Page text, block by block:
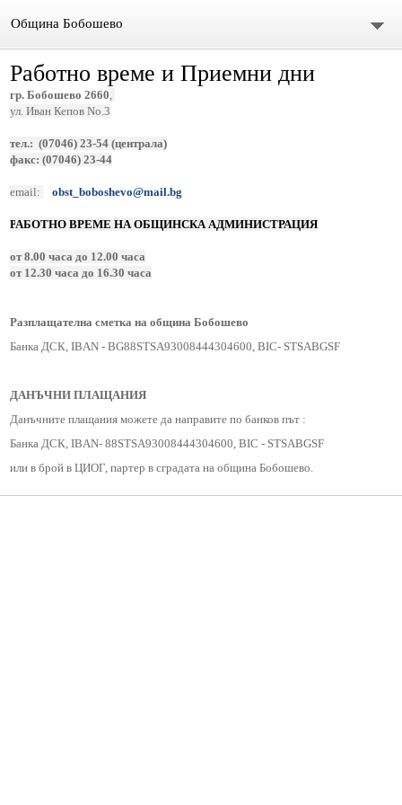
Община Бобошево
Начало
Градът
Общински съвет
Председател
СЪСТАВ ОбС 2011-2015.
архив ОБС СЪВЕТНИЦИ МАНДАТ 2019-2023
Видео /на живо/ Общински сесии и комисии
Протоколи
Работно време и Приемни дни
гр. Бобошево 2660,
ул. Иван Кепов No.3
тел.: (07046) 23-54 (централа)
факс: (07046) 23-44
email: obst_boboshevo@mail.bg
РАБОТНО ВРЕМЕ НА ОБЩИНСКА АДМИНИСТРАЦИЯ
от 8.00 часа до 12.00 часа
от 12.30 часа до 16.30 часа
Разплащателна сметка на община Бобошево
Банка ДСК, IBAN - BG88STSA93008444304600, BIC- STSABGSF
ДАНЪЧНИ ПЛАЩАНИЯ
Данъчните плащания можете да направите по банков път :
Банка ДСК, IBAN- 88STSA93008444304600, BIC - STSABGSF
или в брой в ЦИОГ, партер в сградата на община Бобошево.